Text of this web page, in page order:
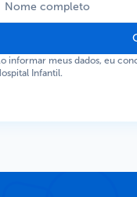
informar meus dados, eu
Infantil.